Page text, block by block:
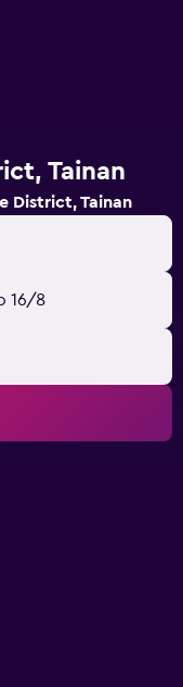
Tainan
District, Tainan
16/8